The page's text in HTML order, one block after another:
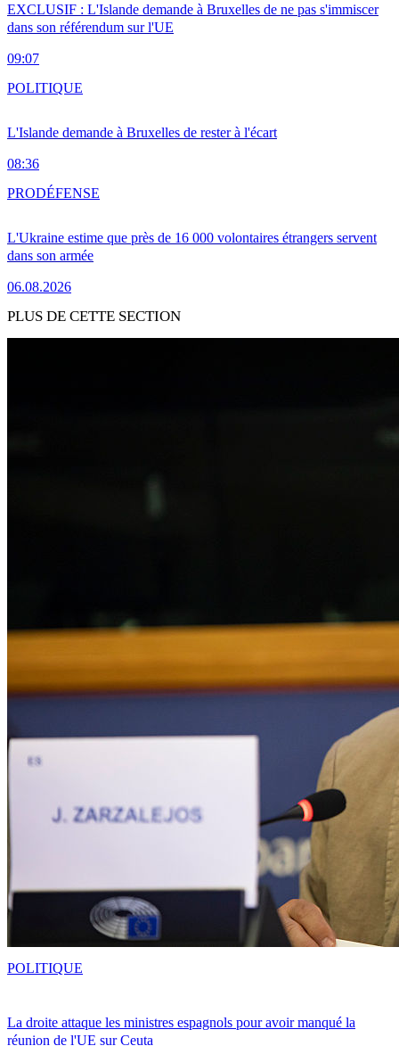
EXCLUSIF : L'Islande demande à Bruxelles de ne pas s'immiscer
dans son référendum sur l'UE
09:07
L'Islande demande à Bruxelles de rester à l'écart
08:36
POLITIQUE
L'Ukraine estime que près de 16 000 volontaires étrangers servent
dans son armée
06.08.2026
PRODÉFENSE
PLUS DE CETTE SECTION
La droite attaque les ministres espagnols pour avoir manqué la
réunion de l'UE sur Ceuta
POLITIQUE